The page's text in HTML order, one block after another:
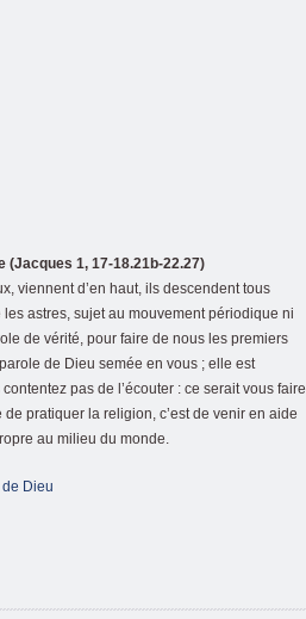
(Jacques 1, 17-18.21b-22.27)
viennent d’en haut, ils descendent tous
astres, sujet au mouvement périodique ni
de vérité, pour faire de nous les premiers
de Dieu semée en vous ; elle est
pas de l’écouter : ce serait vous faire
pratiquer la religion, c’est de venir en aide
au milieu du monde.
Dieu